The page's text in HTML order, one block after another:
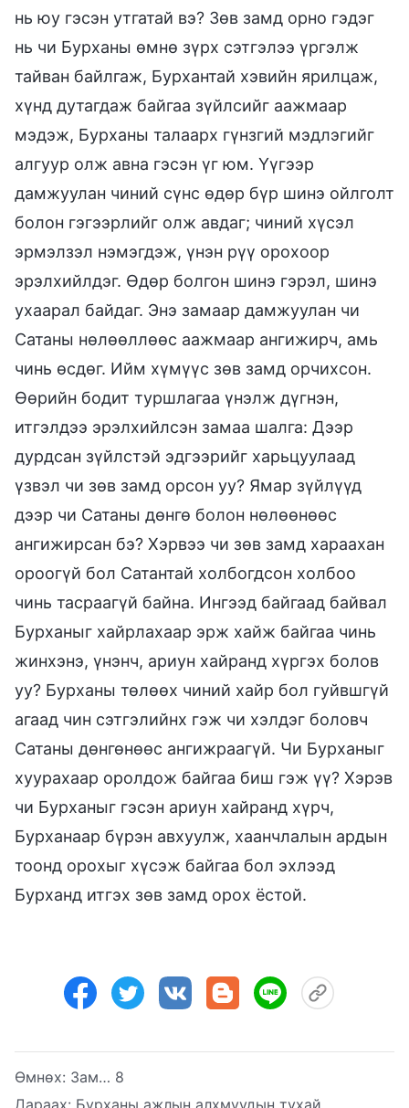
нь юу гэсэн утгатай вэ? Зөв замд орно гэдэг
нь чи Бурханы өмнө зүрх сэтгэлээ үргэлж
тайван байлгаж, Бурхантай хэвийн ярилцаж,
хүнд дутагдаж байгаа зүйлсийг аажмаар
мэдэж, Бурханы талаарх гүнзгий мэдлэгийг
алгуур олж авна гэсэн үг юм. Үүгээр
дамжуулан чиний сүнс өдөр бүр шинэ ойлголт
болон гэгээрлийг олж авдаг; чиний хүсэл
эрмэлзэл нэмэгдэж, үнэн рүү орохоор
эрэлхийлдэг. Өдөр болгон шинэ гэрэл, шинэ
ухаарал байдаг. Энэ замаар дамжуулан чи
Сатаны нөлөөллөөс аажмаар ангижирч, амь
чинь өсдөг. Ийм хүмүүс зөв замд орчихсон.
Өөрийн бодит туршлагаа үнэлж дүгнэн,
итгэлдээ эрэлхийлсэн замаа шалга: Дээр
дурдсан зүйлстэй эдгээрийг харьцуулаад
үзвэл чи зөв замд орсон уу? Ямар зүйлүүд
дээр чи Сатаны дөнгө болон нөлөөнөөс
ангижирсан бэ? Хэрвээ чи зөв замд хараахан
ороогүй бол Сатантай холбогдсон холбоо
чинь тасраагүй байна. Ингээд байгаад байвал
Бурханыг хайрлахаар эрж хайж байгаа чинь
жинхэнэ, үнэнч, ариун хайранд хүргэх болов
уу? Бурханы төлөөх чиний хайр бол гуйвшгүй
агаад чин сэтгэлийнх гэж чи хэлдэг боловч
Сатаны дөнгөнөөс ангижраагүй. Чи Бурханыг
хуурахаар оролдож байгаа биш гэж үү? Хэрэв
чи Бурханыг гэсэн ариун хайранд хүрч,
Бурханаар бүрэн авхуулж, хаанчлалын ардын
тоонд орохыг хүсэж байгаа бол эхлээд
Бурханд итгэх зөв замд орох ёстой.
Өмнөх: Зам… 8
Дараах: Бурханы ажлын алхмуудын тухай